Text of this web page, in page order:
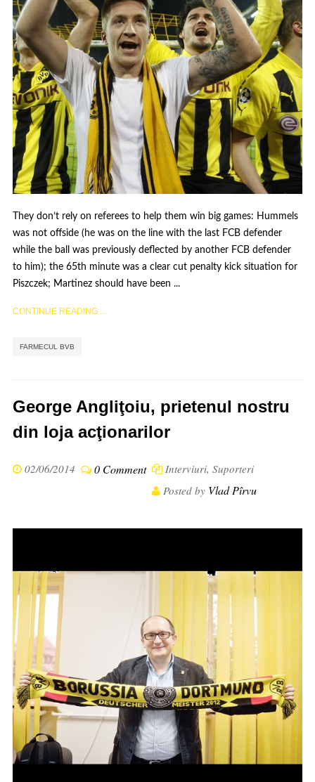
They don’t rely on referees to help them win big games: Hummels
was not offside (he was on the line with the last FCB defender
while the ball was previously deflected by another FCB defender
to him); the 65th minute was a clear cut penalty kick situation for
Piszczek; Martinez should have been ...
CONTINUE READING ...
FARMECUL BVB
George Angliţoiu, prietenul nostru
din loja acţionarilor
02/06/2014 0 Comment Interviuri, Suporteri
Posted by Vlad Pîrvu